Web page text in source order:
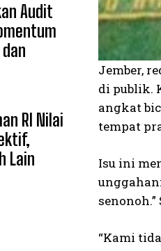
Audit
RI Nilai
Lain
Jember,
di publik.
angkat
tempat
Isu ini
“Kami